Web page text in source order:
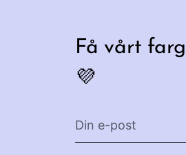
Få vårt
💜
Din